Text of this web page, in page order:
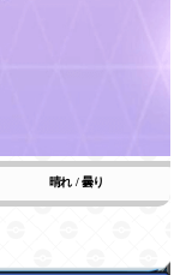
晴れ / 曇り